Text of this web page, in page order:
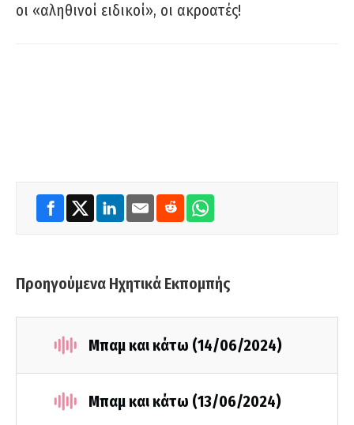
οι «αληθινοί ειδικοί», οι ακροατές!
Προηγούμενα Ηχητικά Εκπομπής
Μπαμ και κάτω (14/06/2024)
Μπαμ και κάτω (13/06/2024)